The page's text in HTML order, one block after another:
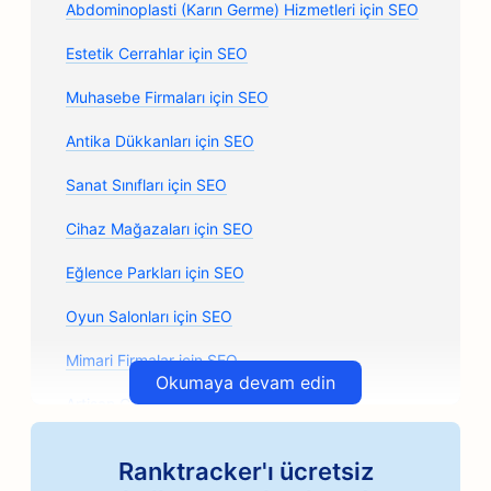
Abdominoplasti (Karın Germe) Hizmetleri için SEO
Estetik Cerrahlar için SEO
Muhasebe Firmaları için SEO
Antika Dükkanları için SEO
Sanat Sınıfları için SEO
Cihaz Mağazaları için SEO
Eğlence Parkları için SEO
Oyun Salonları için SEO
Mimari Firmalar için SEO
Artisan Coffee Roasters için SEO
Okumaya devam edin
Ranktracker'ı ücretsiz